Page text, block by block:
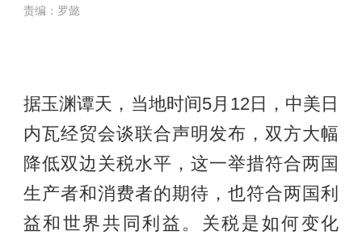
责编：罗懿
据玉渊谭天，当地时间5月12日，中美日
内瓦经贸会谈联合声明发布，双方大幅
降低双边关税水平，这一举措符合两国
生产者和消费者的期待，也符合两国利
益和世界共同利益。关税是如何变化